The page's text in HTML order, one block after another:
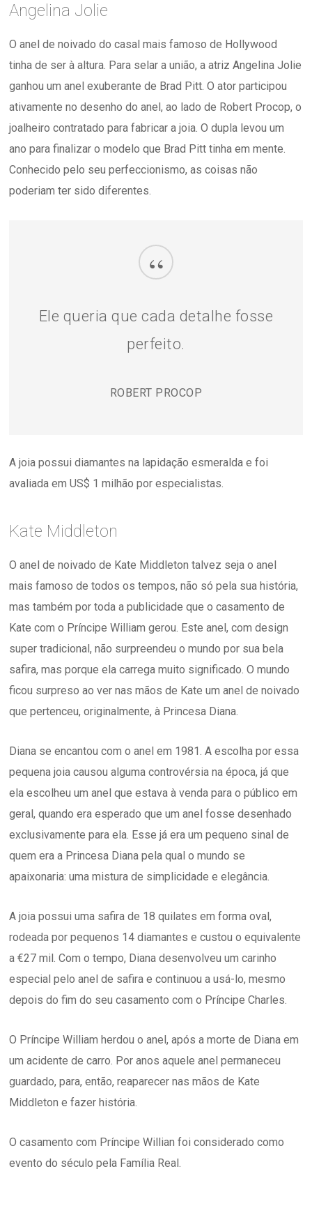
Angelina Jolie
O anel de noivado do casal mais famoso de Hollywood
tinha de ser à altura. Para selar a união, a atriz Angelina Jolie
ganhou um anel exuberante de Brad Pitt. O ator participou
ativamente no desenho do anel, ao lado de Robert Procop, o
joalheiro contratado para fabricar a joia. O dupla levou um
ano para finalizar o modelo que Brad Pitt tinha em mente.
Conhecido pelo seu perfeccionismo, as coisas não
poderiam ter sido diferentes.
“
Ele queria que cada detalhe fosse
perfeito.
ROBERT PROCOP
A joia possui diamantes na lapidação esmeralda e foi
avaliada em US$ 1 milhão por especialistas.
Kate Middleton
O anel de noivado de Kate Middleton talvez seja o anel
mais famoso de todos os tempos, não só pela sua história,
mas também por toda a publicidade que o casamento de
Kate com o Príncipe William gerou. Este anel, com design
super tradicional, não surpreendeu o mundo por sua bela
safira, mas porque ela carrega muito significado. O mundo
ficou surpreso ao ver nas mãos de Kate um anel de noivado
que pertenceu, originalmente, à Princesa Diana.
Diana se encantou com o anel em 1981. A escolha por essa
pequena joia causou alguma controvérsia na época, já que
ela escolheu um anel que estava à venda para o público em
geral, quando era esperado que um anel fosse desenhado
exclusivamente para ela. Esse já era um pequeno sinal de
quem era a Princesa Diana pela qual o mundo se
apaixonaria: uma mistura de simplicidade e elegância.
A joia possui uma safira de 18 quilates em forma oval,
rodeada por pequenos 14 diamantes e custou o equivalente
a €27 mil. Com o tempo, Diana desenvolveu um carinho
especial pelo anel de safira e continuou a usá-lo, mesmo
depois do fim do seu casamento com o Príncipe Charles.
O Príncipe William herdou o anel, após a morte de Diana em
um acidente de carro. Por anos aquele anel permaneceu
guardado, para, então, reaparecer nas mãos de Kate
Middleton e fazer história.
O casamento com Príncipe Willian foi considerado como
evento do século pela Família Real.